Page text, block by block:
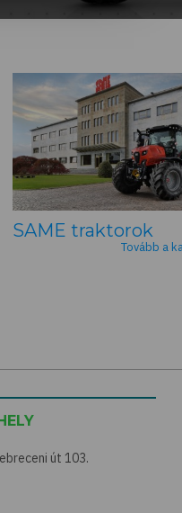
SAME traktorok
Tovább a
út 103.